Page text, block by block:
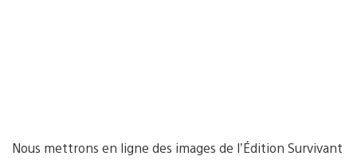
Nous mettrons en ligne des images de l’Édition Survivant